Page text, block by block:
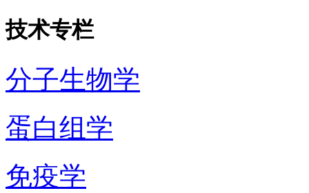
技术专栏
分子生物学
蛋白组学
免疫学